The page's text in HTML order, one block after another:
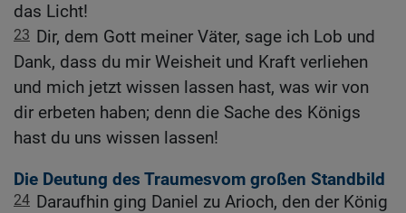
das Licht!
23 Dir, dem Gott meiner Väter, sage ich Lob und
Dank, dass du mir Weisheit und Kraft verliehen
und mich jetzt wissen lassen hast, was wir von
dir erbeten haben; denn die Sache des Königs
hast du uns wissen lassen!
Die Deutung des Traumesvom großen Standbild
24 Daraufhin ging Daniel zu Arioch, den der König